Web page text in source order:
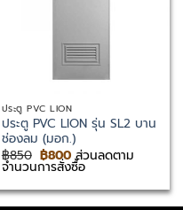
ประตู PVC LION
ประตู PVC LION รุ่น SL2 บาน
ช่องลม (มอก.)
฿850 Original
price
was:
฿850.
฿800Current
price
is:
฿800.
ส่วนลดตาม
จำนวนการสั่งซื้อ